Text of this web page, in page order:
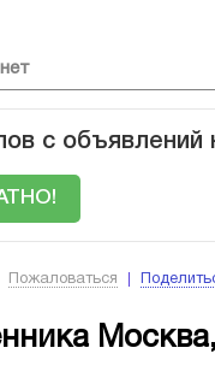
с объявлений
Пожаловаться